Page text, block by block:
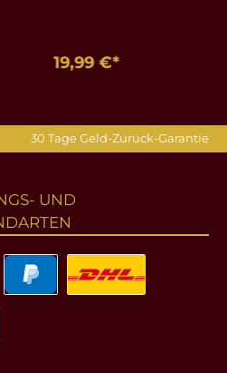
19,99 €*
30 Tage Geld-Zurück-Garantie
UND